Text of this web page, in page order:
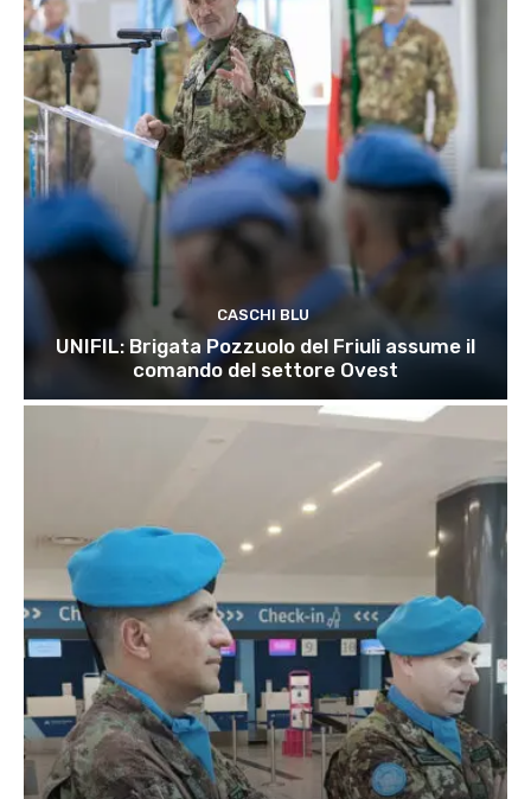
CASCHI BLU
UNIFIL: Brigata Pozzuolo del Friuli assume il
comando del settore Ovest